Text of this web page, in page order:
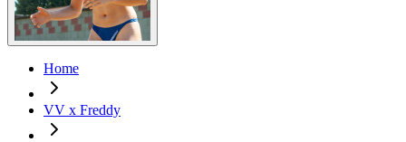
Home
VV x Freddy